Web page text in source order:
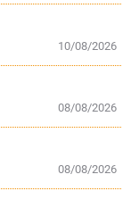
10/08/2026
08/08/2026
08/08/2026